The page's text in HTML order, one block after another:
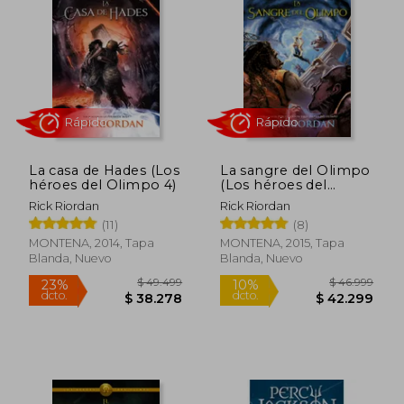
La casa de Hades (Los
héroes del Olimpo 4)
Rick Riordan
(11)
MONTENA, 2014, Tapa
Blanda, Nuevo
Rápido
La sangre del Olimpo
(Los héroes del
Olimpo 5)
Rick Riordan
(8)
MONTENA, 2015, Tapa
Blanda, Nuevo
Rápido